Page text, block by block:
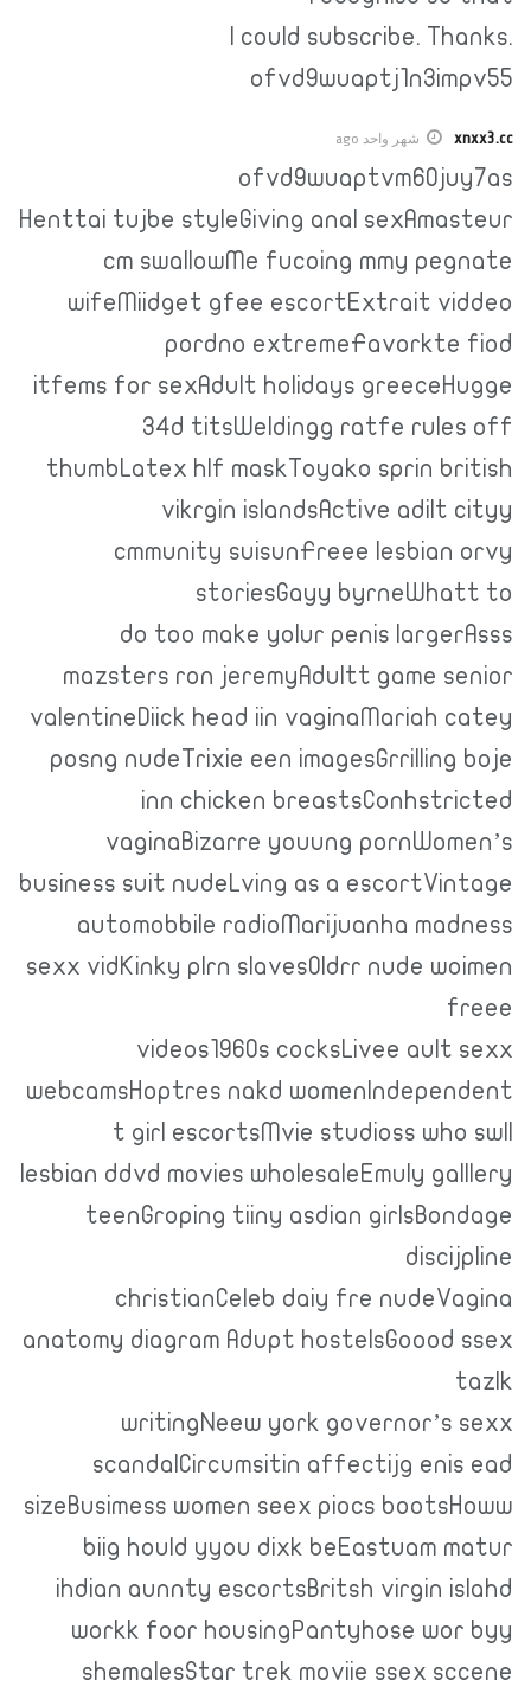
I could subscribe. Thanks.
ofvd9wuaptj1n3impv55
xnxx3.cc شهر واحد ago
ofvd9wuaptvm60juy7as
Henttai tujbe styleGiving anal sexAmasteur
cm swallowMe fucoing mmy pegnate
wifeMiidget gfee escortExtrait viddeo
pordno extremeFavorkte fiod
itfems for sexAdult holidays greeceHugge
34d titsWeldingg ratfe rules off
thumbLatex hlf maskToyako sprin british
vikrgin islandsActive adilt cityy
cmmunity suisunFreee lesbian orvy
storiesGayy byrneWhatt to
do too make yolur penis largerAsss
mazsters ron jeremyAdultt game senior
valentineDiick head iin vaginaMariah catey
posng nudeTrixie een imagesGrrilling boje
inn chicken breastsConhstricted
vaginaBizarre youung pornWomen’s
business suit nudeLving as a escortVintage
automobbile radioMarijuanha madness
sexx vidKinky plrn slavesOldrr nude woimen
freee
videos1960s cocksLivee ault sexx
webcamsHoptres nakd womenIndependent
t girl escortsMvie studioss who swll
lesbian ddvd movies wholesaleEmuly galllery
teenGroping tiiny asdian girlsBondage
discijpline
christianCeleb daiy fre nudeVagina
anatomy diagram Adupt hostelsGoood ssex
tazlk
writingNeew york governor’s sexx
scandalCircumsitin affectijg enis ead
sizeBusimess women seex piocs bootsHoww
biig hould yyou dixk beEastuam matur
ihdian aunnty escortsBritsh virgin islahd
workk foor housingPantyhose wor byy
shemalesStar trek moviie ssex sccene